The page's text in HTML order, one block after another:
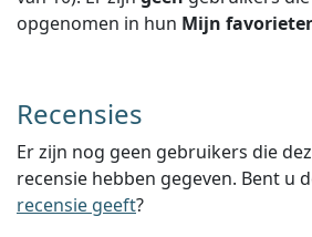
opgenomen in hun Mijn
Recensies
Er zijn nog geen gebruikers die
recensie hebben gegeven. Bent u
recensie geeft?